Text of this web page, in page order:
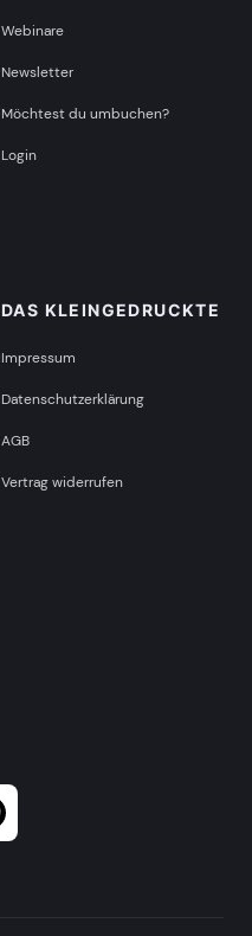
Webinare
Newsletter
Möchtest du umbuchen?
Login
DAS KLEINGEDRUCKTE
Impressum
Datenschutzerklärung
AGB
Vertrag widerrufen